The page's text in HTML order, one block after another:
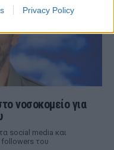
Privacy Policy
νοσοκομείο για
social media και
followers του